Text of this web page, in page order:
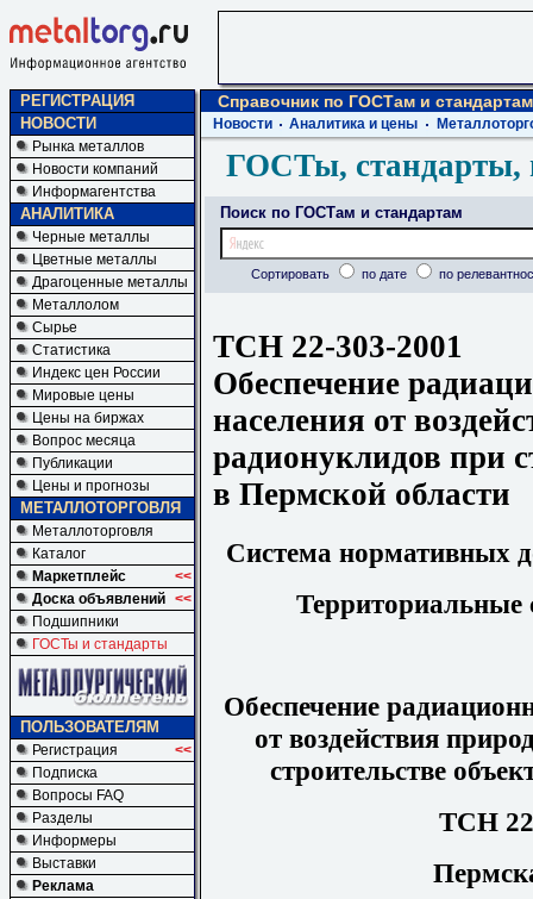
РЕГИСТРАЦИЯ
НОВОСТИ
Рынка металлов
Новости компаний
Информагентства
АНАЛИТИКА
Черные металлы
Цветные металлы
Драгоценные металлы
Металлолом
Сырье
Статистика
Индекс цен России
Мировые цены
Цены на биржах
Вопрос месяца
Публикации
Цены и прогнозы
МЕТАЛЛОТОРГОВЛЯ
Металлоторговля
Каталог
Маркетплейс
<<
Доска объявлений <<
Подшипники
ГОСТы и стандарты
ПОЛЬЗОВАТЕЛЯМ
Регистрация
<<
Подписка
Вопросы FAQ
Разделы
Информеры
Выставки
Реклама
Справочник по ГОСТам и стандартам
Новости Аналитика и цены
ГОСТы, стандарты,
Поиск по ГОСТам и стандартам
Сортировать по дате по
ТСН 22-303-2001
Обеспечение
населения от
радионуклидов при
в Пермской области
Система нормативных
Обеспечение
от воздействия
строительстве
ТСН